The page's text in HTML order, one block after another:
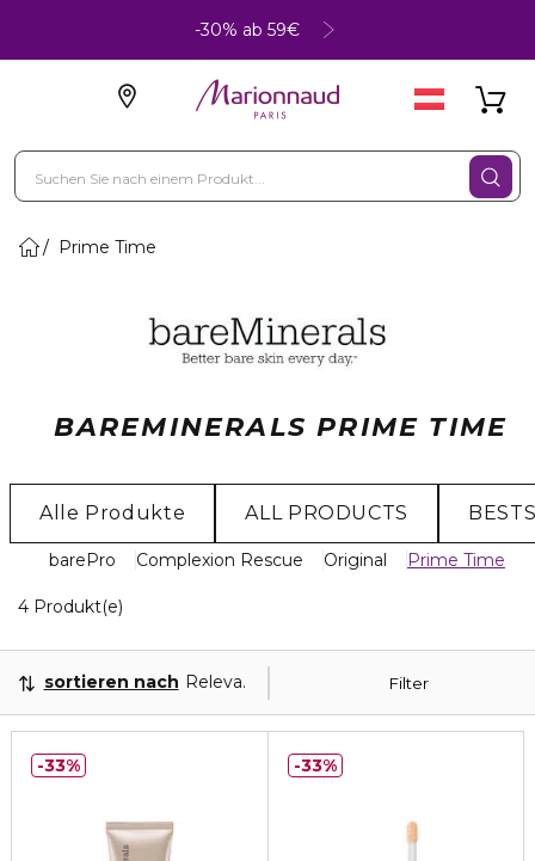
-30% ab 59€
Prime Time
BAREMINERALS PRIME TIME
Alle Produkte ALL PRODUCTS
barePro Complexion Rescue Original Prime Time
4 Produkt(e)
Filter
sortieren nach Relevanz
33% 33%